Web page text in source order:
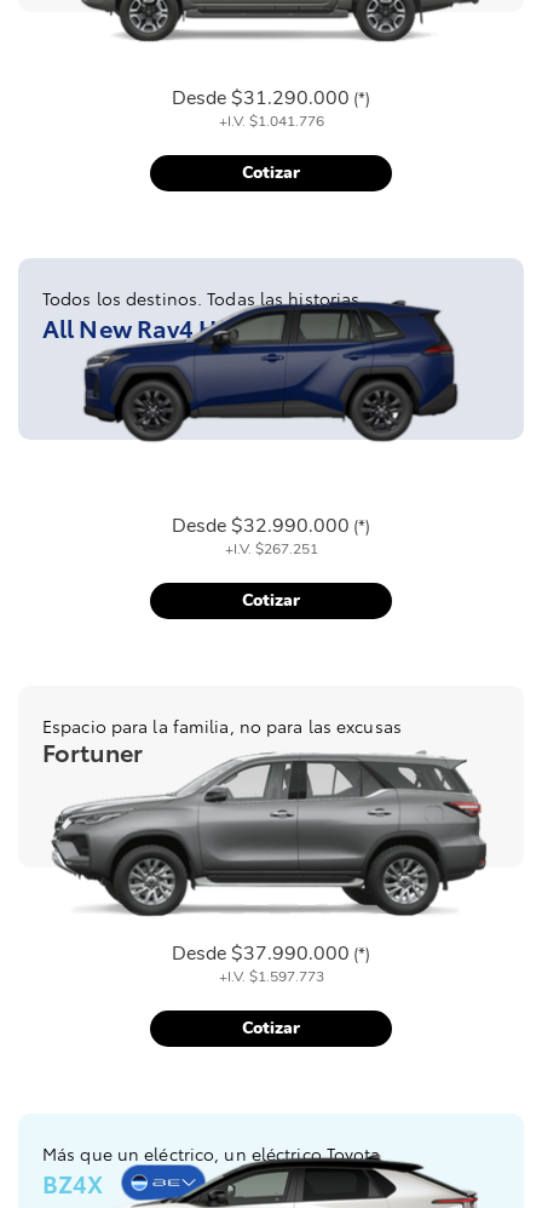
Desde$31.290.000 (*)
+I.V. $1.041.776
Cotizar
Todos los destinos. Todas las historias
All New Rav4 Híbrido
Desde$32.990.000 (*)
+I.V. $267.251
Cotizar
Espacio para la familia, no para las excusas
Fortuner
Desde$37.990.000 (*)
+I.V. $1.597.773
Cotizar
Más que un eléctrico, un eléctrico Toyota
BZ4X